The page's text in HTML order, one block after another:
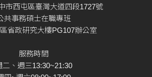
市西屯區臺灣大道四段1727號
共事務碩士在職專班
省政研究大樓PG107辦公室
服務時間
二、週三13:30~21:30